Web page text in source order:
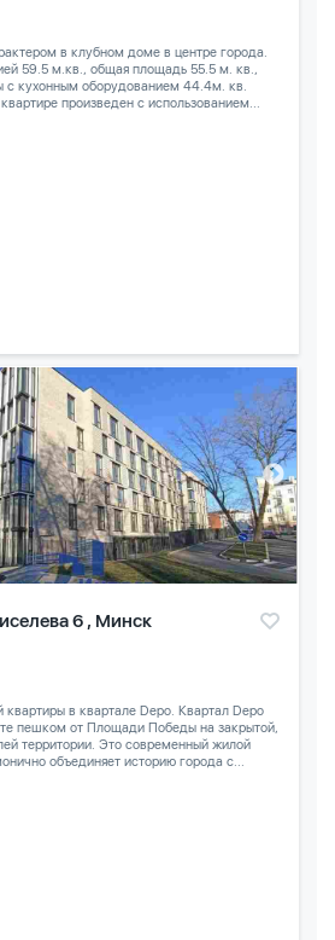
в клубном доме в центре города.
59.5 м.кв., общая площадь 55.5 м. кв.,
с кухонным оборудованием 44.4м. кв.
произведен с использованием...
6 , Минск
в квартале Depo. Квартал Depo
пешком от Площади Победы на закрытой,
территории. Это современный жилой
объединяет историю города с...